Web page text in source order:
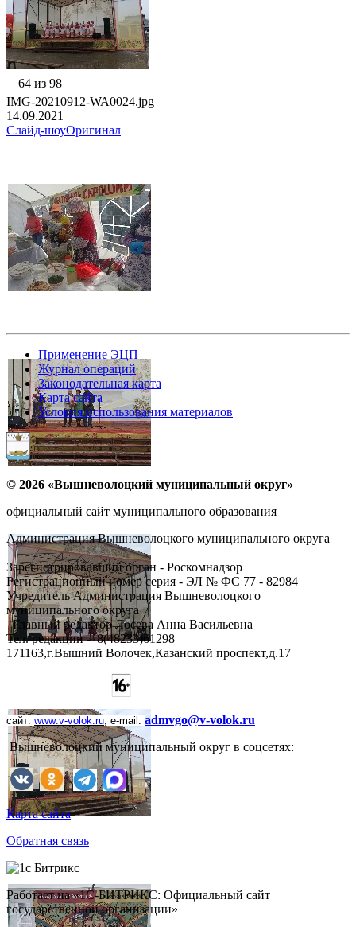
64 из 98
IMG-20210912-WA0024.jpg
14.09.2021
Слайд-шоуОригинал
Применение ЭЦП
Журнал операций
Законодательная карта
Карта сайта
Условия использования материалов
© 2026 «Вышневолоцкий муниципальный округ»
официальный сайт муниципального образования
Администрация Вышневолоцкого муниципального округа
Зарегистрировавший орган - Роскомнадзор
Регистрационный номер серия - ЭЛ № ФС 77 - 82984
Учредитель Администрация Вышневолоцкого
муниципального округа
Главный редактор Лосева Анна Васильевна
Тел. редакции - ‎8(48233)61298
171163,г.Вышний Волочек,Казанский проспект,д.17
сайт: www.v-volok.ru; e-mail : admvgo@v-volok.ru
Вышневолоцкий муниципальный округ в соцсетях:
Карта сайта
Обратная связь
Работает на «1С-БИТРИКС: Официальный сайт
государственной организации»